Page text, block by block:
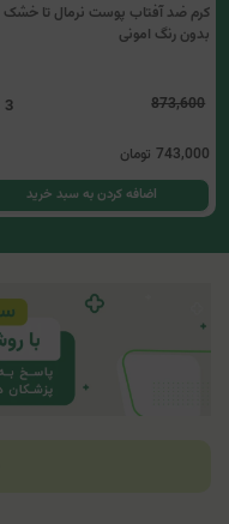
کرم ضد آفتاب پوست نرمال تا خشک
بدون رنگ امونی
873,600
3
743,000 تومان
اضافه کردن به سبد خرید